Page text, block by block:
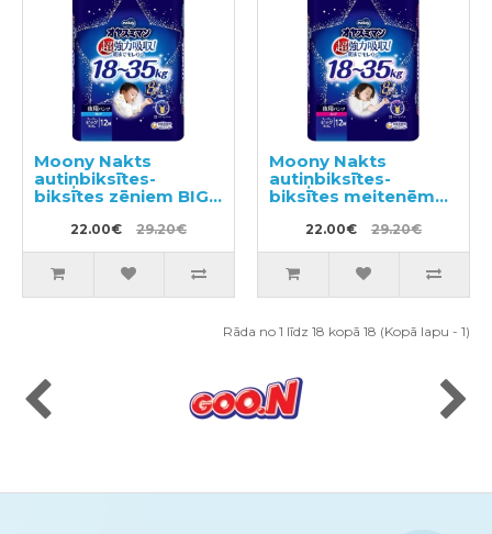
Moony Nakts
autiņbiksītes-
biksītes zēniem BIG
22.00€ 29.20€
Moony Nakts
autiņbiksītes-
biksītes meitenēm
22.00€ 29.20€
Rāda no 1 līdz 18 kopā 18 (Kopā lapu - 1)